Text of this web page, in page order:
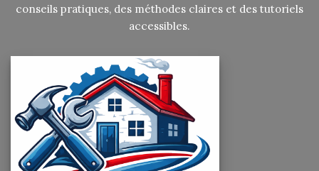
conseils pratiques, des méthodes claires et des tutoriels
accessibles.